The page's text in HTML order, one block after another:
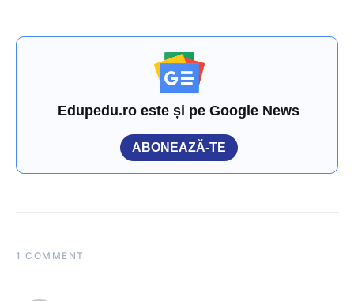
Edupedu.ro este și pe Google News
ABONEAZĂ-TE
1 COMMENT